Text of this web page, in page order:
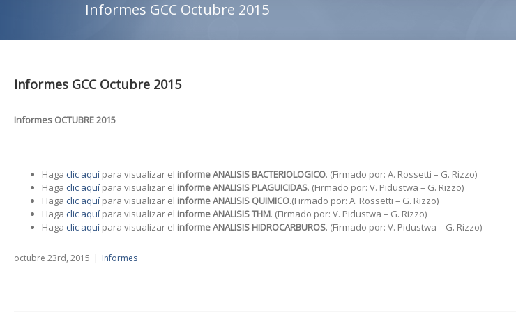
Informes GCC Octubre 2015
Informes GCC Octubre 2015
Informes OCTUBRE 2015
Haga clic aquí para visualizar el informe ANALISIS BACTERIOLOGICO. (Firmado por: A. Rossetti – G. Rizzo)
Haga clic aquí para visualizar el informe ANALISIS PLAGUICIDAS. (Firmado por: V. Pidustwa – G. Rizzo)
Haga clic aquí para visualizar el informe ANALISIS QUIMICO.(Firmado por: A. Rossetti – G. Rizzo)
Haga clic aquí para visualizar el informe ANALISIS THM. (Firmado por: V. Pidustwa – G. Rizzo)
Haga clic aquí para visualizar el informe ANALISIS HIDROCARBUROS. (Firmado por: V. Pidustwa – G. Rizzo)
octubre 23rd, 2015 | Informes